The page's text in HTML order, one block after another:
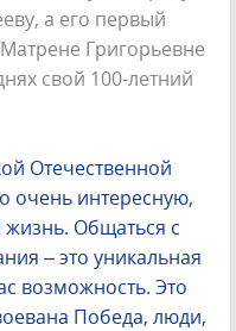
а его первый
Григорьевне
свой 100-летний
Отечественной
очень интересную,
Общаться с
– это уникальная
возможность. Это
Победа, люди,